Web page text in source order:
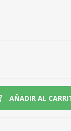
AÑADIR AL